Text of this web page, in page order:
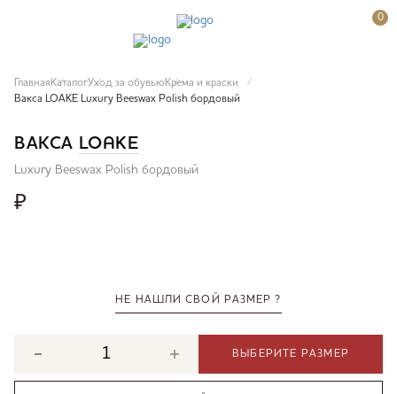
0
Главная КаталогУход за обувью Крема и краски
Вакса LOAKE Luxury Beeswax Polish бордовый
ВАКСА LOAKE
Luxury Beeswax Polish бордовый
₽
НЕ НАШЛИ СВОЙ РАЗМЕР ?
ВЫБЕРИТЕ РАЗМЕР